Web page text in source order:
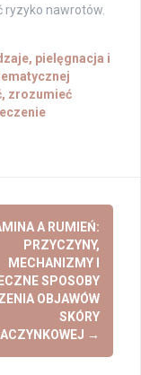
nawrotów.
pielęgnacja i
zrozumieć
A RUMIEŃ:
PRZYCZYNY,
MECHANIZMY I
SPOSOBY
OBJAWÓW
SKÓRY
→